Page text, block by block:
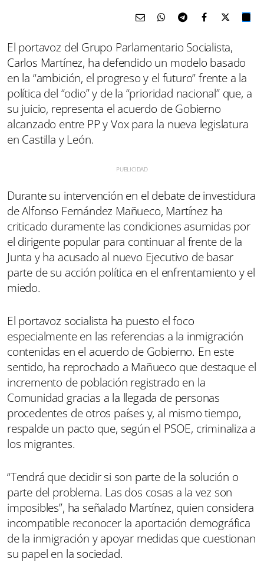
El portavoz del Grupo Parlamentario Socialista,
Carlos Martínez, ha defendido un modelo basado
en la “ambición, el progreso y el futuro” frente a la
política del “odio” y de la “prioridad nacional” que, a
su juicio, representa el acuerdo de Gobierno
alcanzado entre PP y Vox para la nueva legislatura
en Castilla y León.
Durante su intervención en el debate de investidura
de Alfonso Fernández Mañueco, Martínez ha
criticado duramente las condiciones asumidas por
el dirigente popular para continuar al frente de la
Junta y ha acusado al nuevo Ejecutivo de basar
parte de su acción política en el enfrentamiento y el
miedo.
El portavoz socialista ha puesto el foco
especialmente en las referencias a la inmigración
contenidas en el acuerdo de Gobierno. En este
sentido, ha reprochado a Mañueco que destaque el
incremento de población registrado en la
Comunidad gracias a la llegada de personas
procedentes de otros países y, al mismo tiempo,
respalde un pacto que, según el PSOE, criminaliza a
los migrantes.
“Tendrá que decidir si son parte de la solución o
parte del problema. Las dos cosas a la vez son
imposibles”, ha señalado Martínez, quien considera
incompatible reconocer la aportación demográfica
de la inmigración y apoyar medidas que cuestionan
su papel en la sociedad.